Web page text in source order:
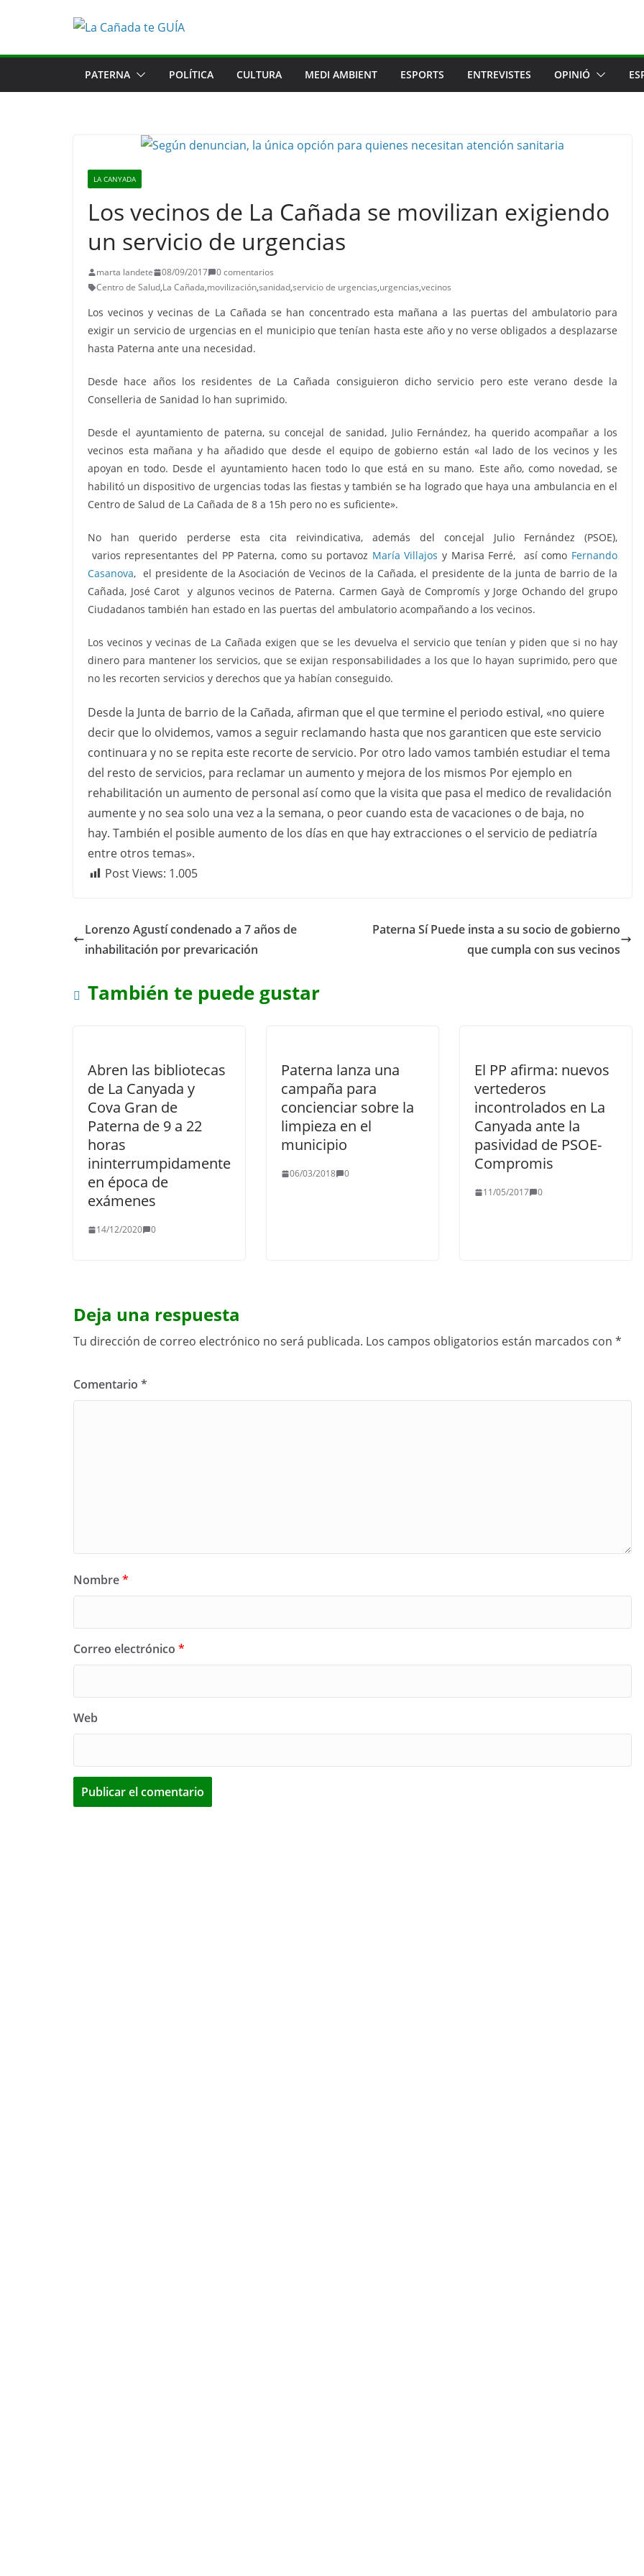
PATERNA POLÍTICA CULTURA MEDI AMBIENT ESPORTS ENTREVISTES OPINIÓ
LA CANYADA
Los vecinos de La Cañada se movilizan exigiendo
un servicio de urgencias
marta landete 08/09/2017
0 comentarios
Centro de Salud,La Cañada,movilización,sanidad,servicio de urgencias,urgencias,vecinos
Los vecinos y vecinas de La Cañada se han concentrado esta mañana a las puertas del ambulatorio para
exigir un servicio de urgencias en el municipio que tenían hasta este año y no verse obligados a desplazarse
hasta Paterna ante una necesidad.
Desde hace años los residentes de La Cañada consiguieron dicho servicio pero este verano desde la
Conselleria de Sanidad lo han suprimido.
Desde el ayuntamiento de paterna, su concejal de sanidad, Julio Fernández, ha querido acompañar a los
vecinos esta mañana y ha añadido que desde el equipo de gobierno están «al lado de los vecinos y les
apoyan en todo. Desde el ayuntamiento hacen todo lo que está en su mano. Este año, como novedad, se
habilitó un dispositivo de urgencias todas las fiestas y también se ha logrado que haya una ambulancia en el
Centro de Salud de La Cañada de 8 a 15h pero no es suficiente».
No han querido perderse esta cita reivindicativa, además del concejal Julio Fernández (PSOE),
varios representantes del PP Paterna, como su portavoz María Villajos y Marisa Ferré, así como Fernando
Casanova, el presidente de la Asociación de Vecinos de la Cañada, el presidente de la junta de barrio de la
Cañada, José Carot y algunos vecinos de Paterna. Carmen Gayà de Compromís y Jorge Ochando del grupo
Ciudadanos también han estado en las puertas del ambulatorio acompañando a los vecinos.
Los vecinos y vecinas de La Cañada exigen que se les devuelva el servicio que tenían y piden que si no hay
dinero para mantener los servicios, que se exijan responsabilidades a los que lo hayan suprimido, pero que
no les recorten servicios y derechos que ya habían conseguido.
Desde la Junta de barrio de la Cañada, afirman que el que termine el periodo estival, «no quiere
decir que lo olvidemos, vamos a seguir reclamando hasta que nos garanticen que este servicio
continuara y no se repita este recorte de servicio. Por otro lado vamos también estudiar el tema
del resto de servicios, para reclamar un aumento y mejora de los mismos Por ejemplo en
rehabilitación un aumento de personal así como que la visita que pasa el medico de revalidación
aumente y no sea solo una vez a la semana, o peor cuando esta de vacaciones o de baja, no
hay. También el posible aumento de los días en que hay extracciones o el servicio de pediatría
entre otros temas».
Post Views: 1.005
Lorenzo Agustí condenado a 7 años de
inhabilitación por prevaricación
Paterna Sí Puede insta a su socio de gobierno
que cumpla con sus vecinos
También te puede gustar
Abren las bibliotecas
de La Canyada y
Cova Gran de
Paterna de 9 a 22
horas
ininterrumpidamente
en época de
exámenes
14/12/2020 0
Paterna lanza una
campaña para
concienciar sobre la
limpieza en el
municipio
06/03/2018 0
El PP afirma: nuevos
vertederos
incontrolados en La
Canyada ante la
pasividad de PSOE-
Compromis
11/05/2017 0
Deja una respuesta
Tu dirección de correo electrónico no será publicada. Los campos obligatorios están marcados con *
Comentario *
Nombre*
Correo electrónico *
Web